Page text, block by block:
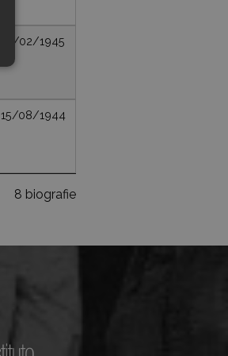
10/02/1945
15/08/1944
8 biografie